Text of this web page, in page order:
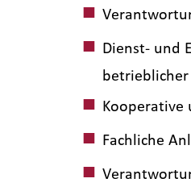
Dienst- und
Kooperative
Fachliche